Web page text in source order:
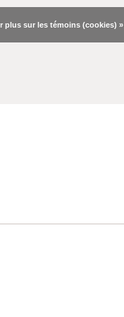
plus sur les témoins (cookies) »